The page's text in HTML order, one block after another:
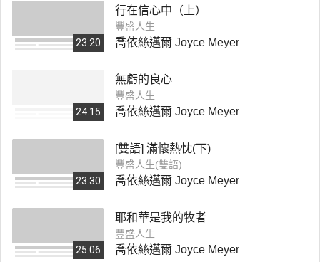
23:20
行在信心中（上）
豐盛人生
喬依絲邁爾 Joyce Meyer
24:15
無虧的良心
豐盛人生
喬依絲邁爾 Joyce Meyer
23:30
[雙語] 滿懷熱忱(下)
豐盛人生(雙語)
喬依絲邁爾 Joyce Meyer
25:06
耶和華是我的牧者
豐盛人生
喬依絲邁爾 Joyce Meyer